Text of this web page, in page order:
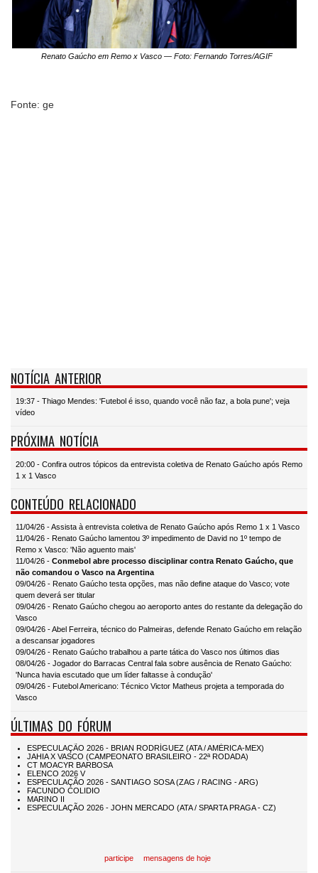
Renato Gaúcho em Remo x Vasco — Foto: Fernando Torres/AGIF
Fonte: ge
NOTÍCIA ANTERIOR
19:37 - Thiago Mendes: 'Futebol é isso, quando você não faz, a bola pune'; veja
vídeo
PRÓXIMA NOTÍCIA
20:00 - Confira outros tópicos da entrevista coletiva de Renato Gaúcho após Remo
1 x 1 Vasco
CONTEÚDO RELACIONADO
11/04/26 - Assista à entrevista coletiva de Renato Gaúcho após Remo 1 x 1 Vasco
11/04/26 - Renato Gaúcho lamentou 3º impedimento de David no 1º tempo de
Remo x Vasco: 'Não aguento mais'
11/04/26 - Conmebol abre processo disciplinar contra Renato Gaúcho, que
não comandou o Vasco na Argentina
09/04/26 - Renato Gaúcho testa opções, mas não define ataque do Vasco; vote
quem deverá ser titular
09/04/26 - Renato Gaúcho chegou ao aeroporto antes do restante da delegação do
Vasco
09/04/26 - Abel Ferreira, técnico do Palmeiras, defende Renato Gaúcho em relação
a descansar jogadores
09/04/26 - Renato Gaúcho trabalhou a parte tática do Vasco nos últimos dias
08/04/26 - Jogador do Barracas Central fala sobre ausência de Renato Gaúcho:
'Nunca havia escutado que um líder faltasse à condução'
09/04/26 - Futebol Americano: Técnico Victor Matheus projeta a temporada do
Vasco
ÚLTIMAS DO FÓRUM
participe mensagens de hoje